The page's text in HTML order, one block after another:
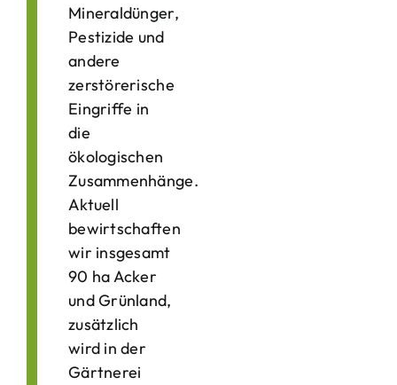
Mineraldünger,
Pestizide und
andere
zerstörerische
Eingriffe in
die
ökologischen
Zusammenhänge.
Aktuell
bewirtschaften
wir insgesamt
90 ha Acker
und Grünland,
zusätzlich
wird in der
Gärtnerei